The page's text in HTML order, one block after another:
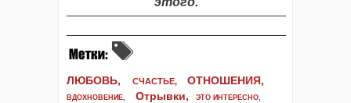
ЛЮБОВЬ, СЧАСТЬЕ, ОТНОШЕНИЯ,
ВДОХНОВЕНИЕ, Отрывки, ЭТО ИНТЕРЕСНО,